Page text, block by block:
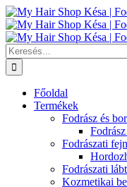
Kihagyás
Keresés...
Főoldal
Termékek
Fodrász és
Fodrászati
Fodrászati
Kozmetikai